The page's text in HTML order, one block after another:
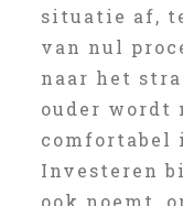
situatie af,
van nul
naar het
ouder wordt
comfortabel
Investeren
ook noemt,